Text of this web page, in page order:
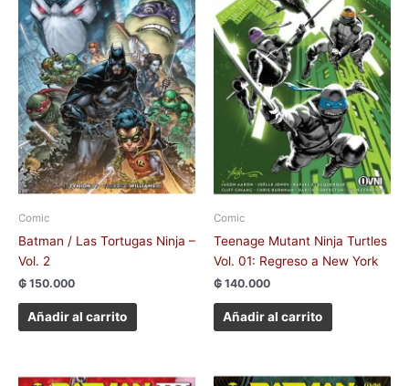
Comic
Batman / Las Tortugas Ninja –
Vol. 2
₲ 150.000
Añadir al carrito
Comic
Teenage Mutant Ninja Turtles
Vol. 01: Regreso a New York
₲ 140.000
Añadir al carrito